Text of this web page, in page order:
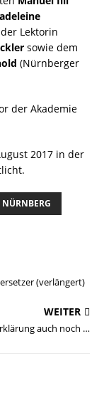
Lektorin
sowie dem
(Nürnberger
der Akademie
2017 in der
NÜRNBERG
(verlängert)
WEITER
auch noch …